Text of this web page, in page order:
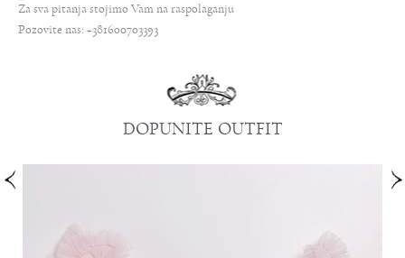
Za sva pitanja stojimo Vam na raspolaganju
Pozovite nas: +381600703393
DOPUNITE OUTFIT